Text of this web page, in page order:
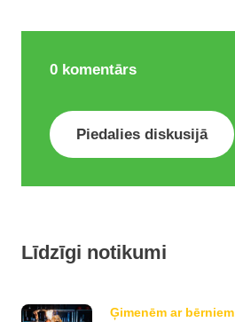
0 komentārs
Piedalies diskusijā
Līdzīgi notikumi
Ģimenēm ar bērniem